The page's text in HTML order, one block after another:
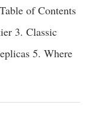
of Contents
3. Classic
5. Where